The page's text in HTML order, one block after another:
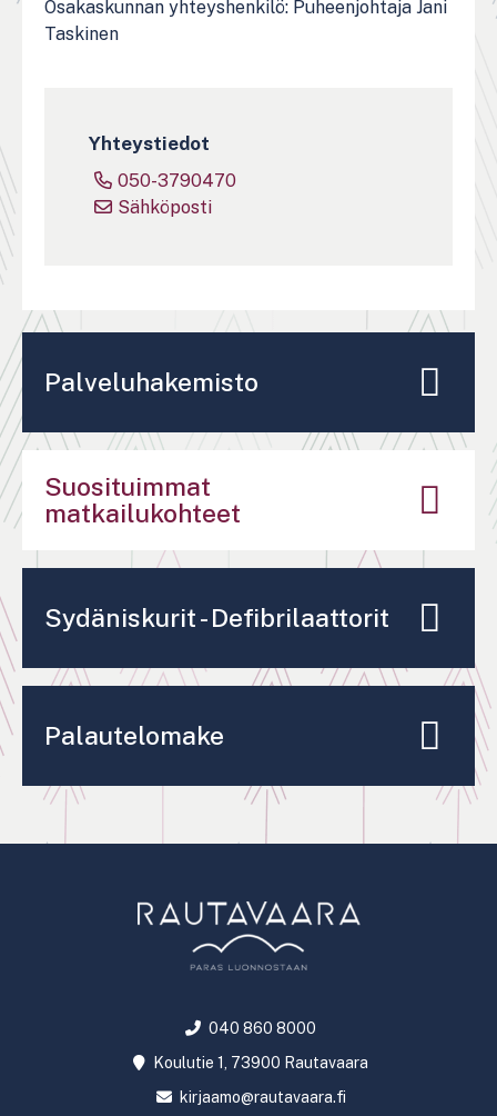
Osakaskunnan yhteyshenkilö: Puheenjohtaja Jani
Taskinen
Yhteystiedot
050-3790470
Sähköposti
Palveluhakemisto
Suosituimmat
matkailukohteet
Sydäniskurit - Defibrilaattorit
Palautelomake
040 860 8000
Koulutie 1, 73900 Rautavaara
kirjaamo@rautavaara.fi